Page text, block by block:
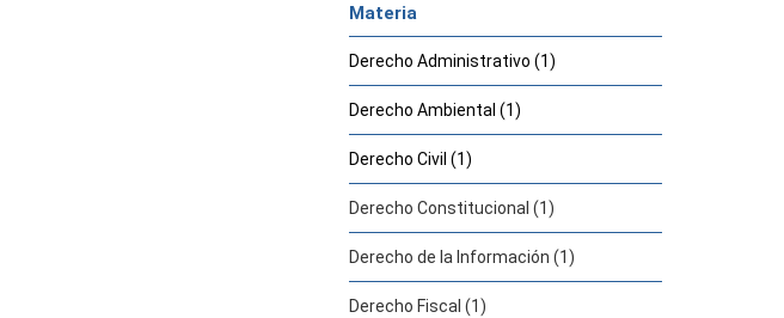
Materia
Derecho Administrativo (1)
Derecho Ambiental (1)
Derecho Civil (1)
Derecho Constitucional (1)
Derecho de la Información (1)
Derecho Fiscal (1)